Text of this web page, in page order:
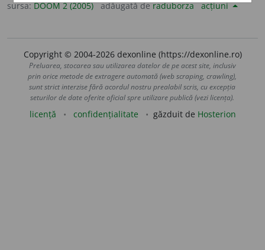
sursa:DOOM 2 (2005) adăugată deraduborza acțiuni
Copyright © 2004-2026 dexonline (https://dexonline.ro)
Preluarea, stocarea sau utilizarea datelor de pe acest site, inclusiv
prin orice metode de extragere automată (web scraping, crawling),
sunt strict interzise fără acordul nostru prealabil scris, cu excepția
seturilor de date oferite oficial spre utilizare publică (vezi licența).
licență confidențialitate găzduit de Hosterion